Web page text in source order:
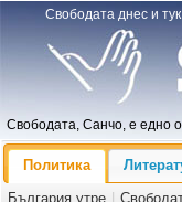
Свободата днес и тук
Свободата, Санчо, е едно
Политика
България утре